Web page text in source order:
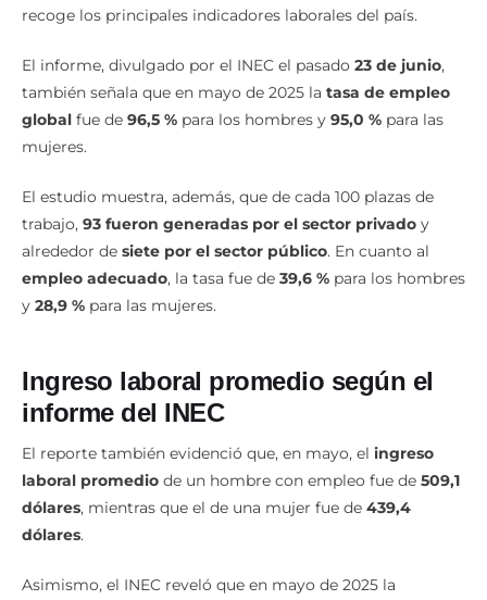
recoge los principales indicadores laborales del país.
El informe, divulgado por el INEC el pasado 23 de junio,
también señala que en mayo de 2025 la tasa de empleo
global fue de 96,5 % para los hombres y 95,0 % para las
mujeres.
El estudio muestra, además, que de cada 100 plazas de
trabajo, 93 fueron generadas por el sector privado y
alrededor de siete por el sector público. En cuanto al
empleo adecuado, la tasa fue de 39,6 % para los hombres
y 28,9 % para las mujeres.
Ingreso laboral promedio según el
informe del INEC
El reporte también evidenció que, en mayo, el ingreso
laboral promedio de un hombre con empleo fue de 509,1
dólares, mientras que el de una mujer fue de 439,4
dólares.
Asimismo, el INEC reveló que en mayo de 2025 la